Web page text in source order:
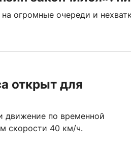
огромные очереди и
открыт для
движение по временной
скорости 40 км/ч.